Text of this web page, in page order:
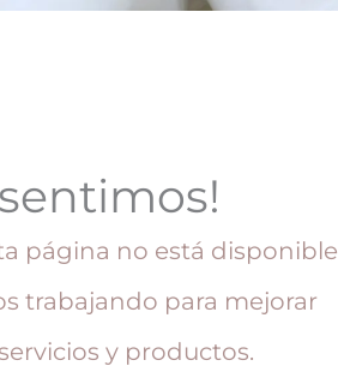
sentimos!
página no está disponible
trabajando para mejorar
y productos.